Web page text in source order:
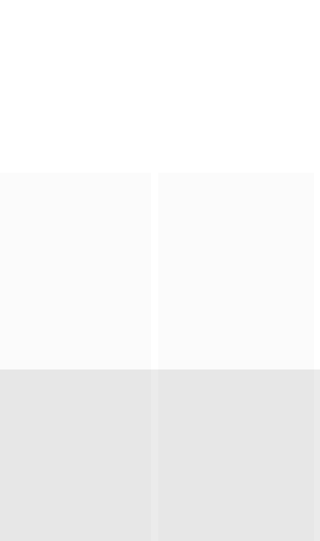
工作失误，吴
渐在真实的接触中发酵，然而这段关系却藏
一块印有玫瑰图案的地毯，凑成一对批量
文奖的消息传出后，刊登这则消息的报